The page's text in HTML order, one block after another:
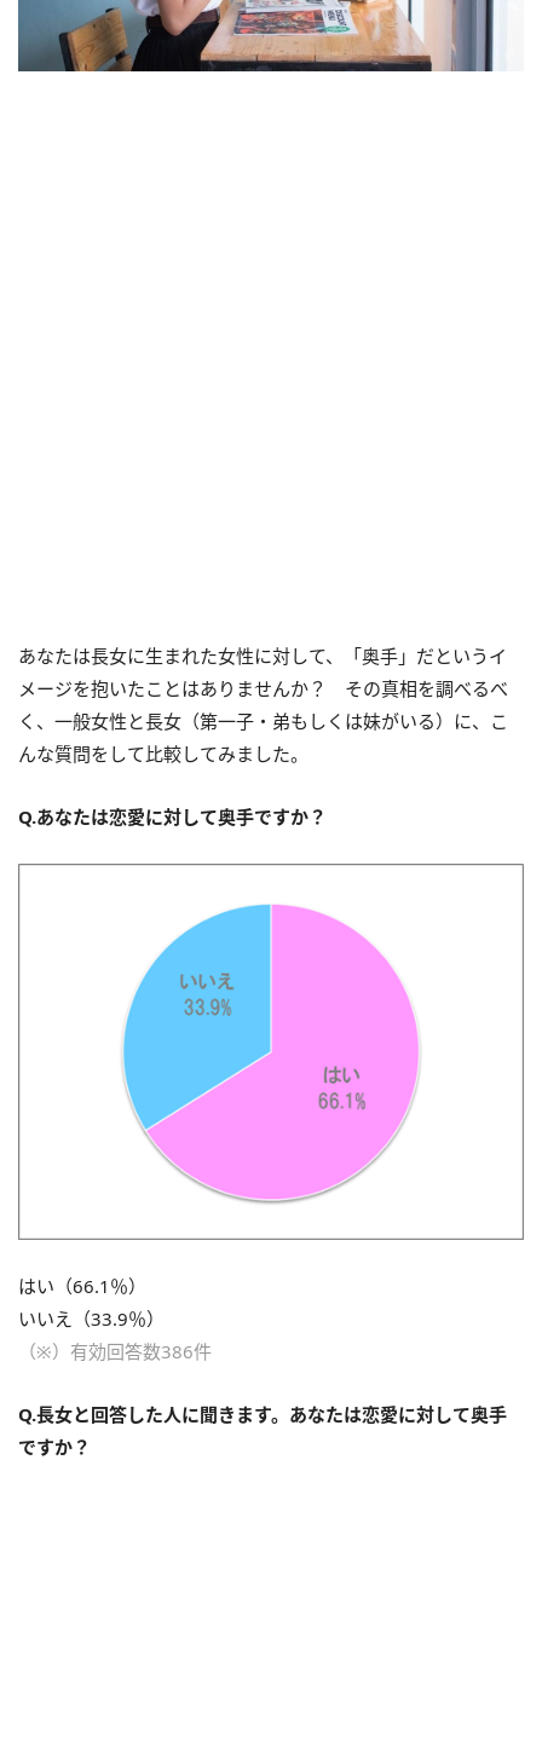
あなたは長女に生まれた女性に対して、「奥手」だというイ
メージを抱いたことはありませんか？ その真相を調べるべ
く、一般女性と長女（第一子・弟もしくは妹がいる）に、こ
んな質問をして比較してみました。
Q.あなたは恋愛に対して奥手ですか？
はい（66.1％）
いいえ（33.9％）
（※）有効回答数386件
Q.長女と回答した人に聞きます。あなたは恋愛に対して奥手
ですか？